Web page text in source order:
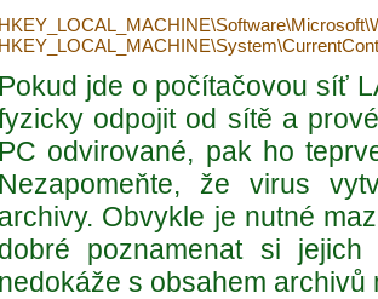
Pokud jde o počítačovou síť
odpojit od sítě a
PC odvirované, pak ho
Nezapomeňte, že virus
archivy. Obvykle je nutné
dobré poznamenat si
nedokáže s obsahem archivů